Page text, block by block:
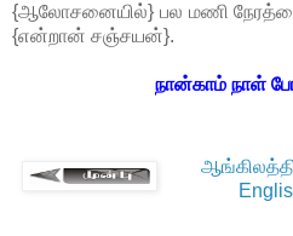
{ஆலோசனையில்} பல மணி
{என்றான் சஞ்சயன்}.
நான்காம் நாள்